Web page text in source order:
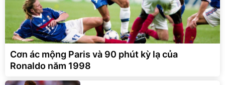
Cơn ác mộng Paris và 90 phút kỳ lạ của
Ronaldo năm 1998